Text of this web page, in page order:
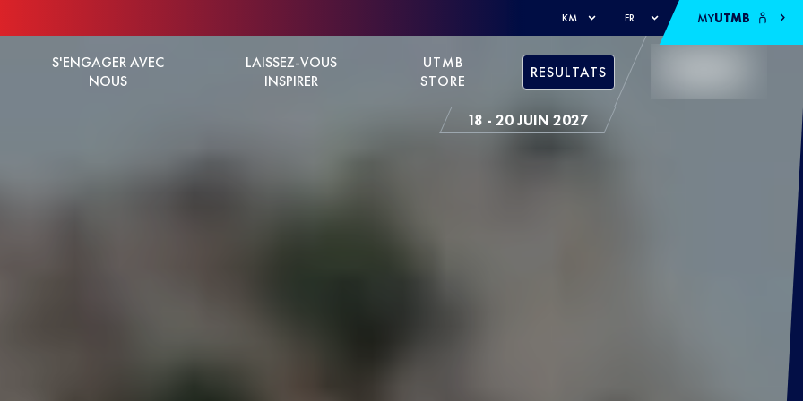
KM FR MYUTMB
18 - 20 JUIN 2027
S'ENGAGER AVEC
NOUS
LAISSEZ-VOUS
INSPIRER
UTMB
STORE
RESULTATS